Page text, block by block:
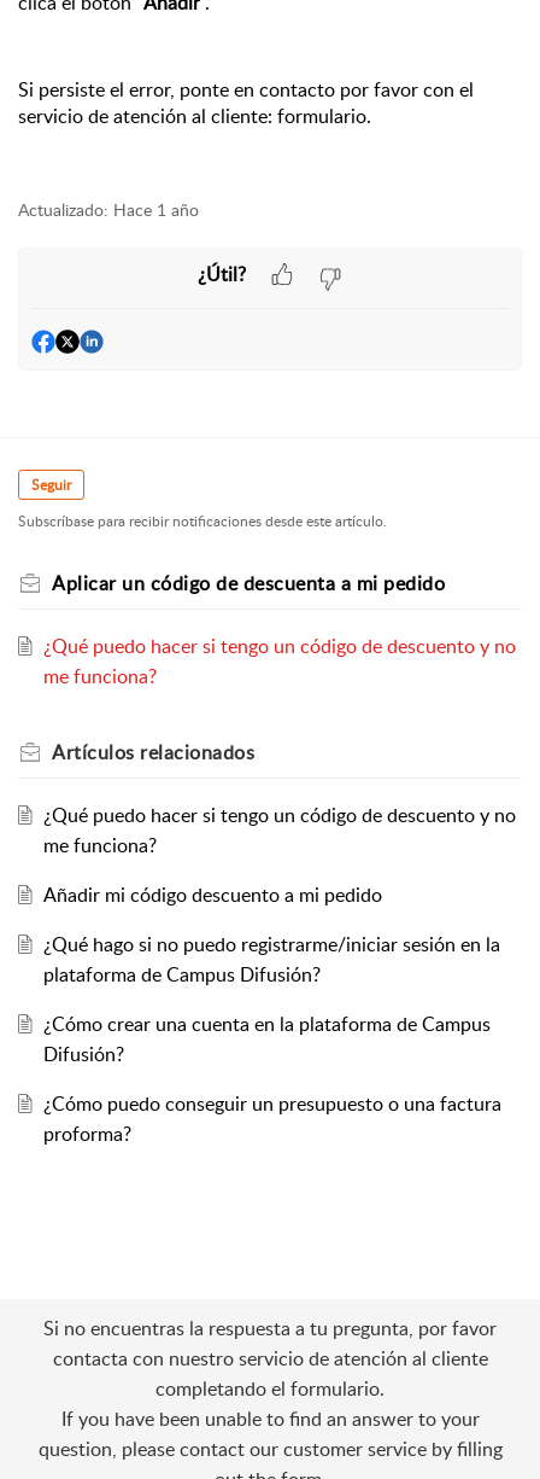
Si persiste el error, ponte en contacto por favor con el
servicio de atención al cliente: formulario.
Actualizado: Hace 1 año
¿Útil?
Seguir
Subscríbase para recibir notificaciones desde este artículo.
Aplicar un código de descuenta a mi pedido
¿Qué puedo hacer si tengo un código de descuento y no
me funciona?
Artículos relacionados
¿Qué puedo hacer si tengo un código de descuento y no
me funciona?
Añadir mi código descuento a mi pedido
¿Qué hago si no puedo registrarme/iniciar sesión en la
plataforma de Campus Difusión?
¿Cómo crear una cuenta en la plataforma de Campus
Difusión?
¿Cómo puedo conseguir un presupuesto o una factura
proforma?
Si no encuentras la respuesta a tu pregunta, por favor
contacta con nuestro servicio de atención al cliente
completando el formulario.
If you have been unable to find an answer to your
question, please contact our customer service by filling